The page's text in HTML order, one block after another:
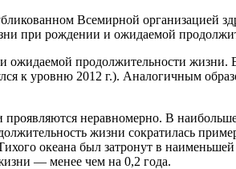
Всемирной организацией
при рождении и ожидаемой
ожидаемой продолжительности
к уровню 2012 г.). Аналогичным
проявляются неравномерно. В
жизни сократилась
океана был затронут в
— менее чем на 0,2 года.